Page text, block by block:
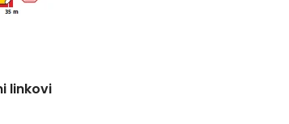
linkovi